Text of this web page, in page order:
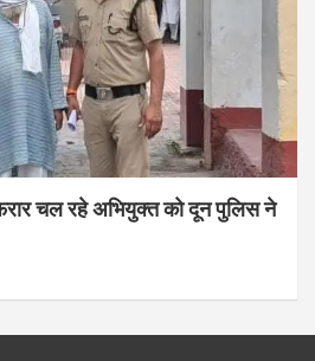
चल रहे अभियुक्त को दून पुलिस ने